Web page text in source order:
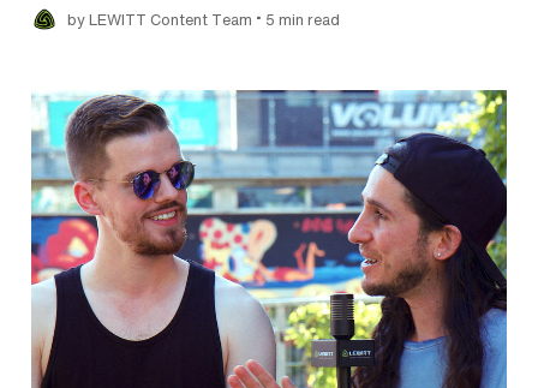
by LEWITT Content Team • 5 min read